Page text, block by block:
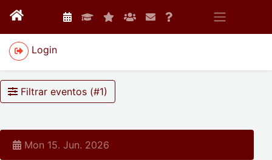
Login
Filtrar eventos (#1)
Mon 15. Jun. 2026